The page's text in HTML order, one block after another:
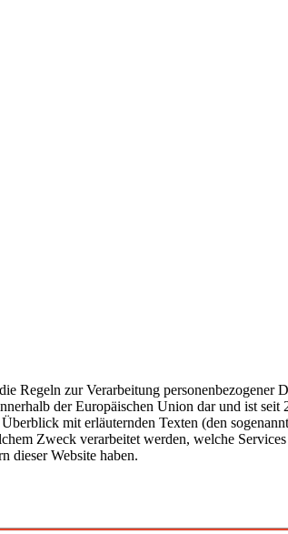
Regeln zur Verarbeitung personenbezogener
der Europäischen Union dar und ist seit
mit erläuternden Texten (den
Zweck verarbeitet werden, welche
dieser Website haben.